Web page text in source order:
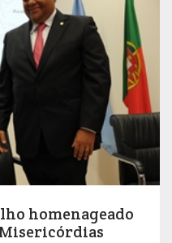
homenageado